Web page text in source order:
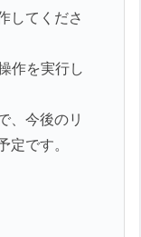
してくださ
作を実行し
、今後のリ
定です。